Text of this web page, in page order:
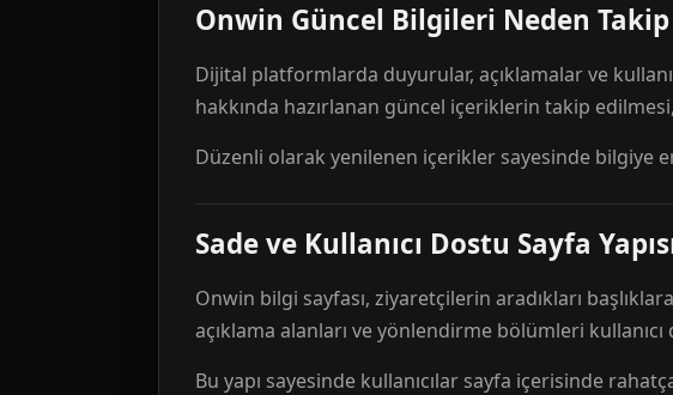
Onwin Güncel Bilgileri Neden
Dijital platformlarda duyurular, açıklamalar ve
hakkında hazırlanan güncel içeriklerin takip
Düzenli olarak yenilenen içerikler sayesinde bilgiye
Sade ve Kullanıcı Dostu Sayfa
Onwin bilgi sayfası, ziyaretçilerin aradıkları
açıklama alanları ve yönlendirme bölümleri
Bu yapı sayesinde kullanıcılar sayfa içerisinde